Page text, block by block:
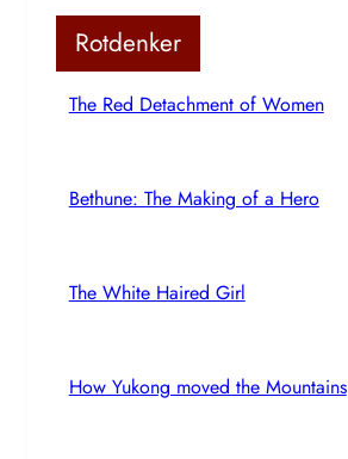
Rotdenker
The Red Detachment of Women
Bethune: The Making of a Hero
The White Haired Girl
How Yukong moved the Mountains